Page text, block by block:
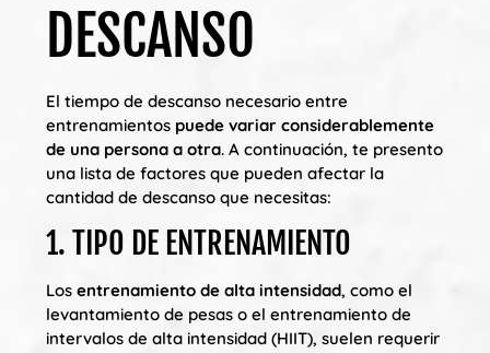
DESCANSO
El tiempo de descanso necesario entre
entrenamientos puede variar considerablemente
de una persona a otra. A continuación, te presento
una lista de factores que pueden afectar la
cantidad de descanso que necesitas:
1. TIPO DE ENTRENAMIENTO
Los entrenamiento de alta intensidad, como el
levantamiento de pesas o el entrenamiento de
intervalos de alta intensidad (HIIT), suelen requerir